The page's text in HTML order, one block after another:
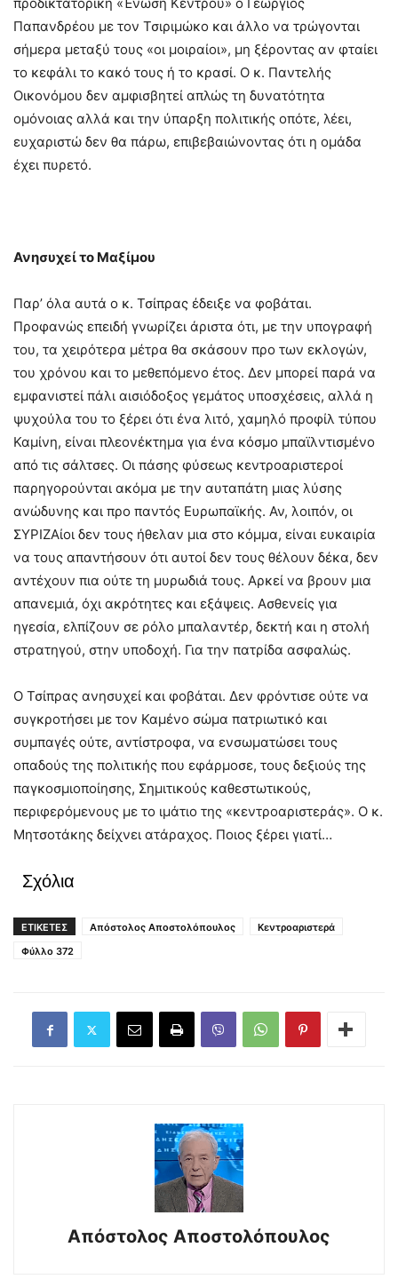
προδικτατορική «Ένωση Κέντρου» ο Γεώργιος
Παπανδρέου με τον Τσιριμώκο και άλλο να τρώγονται
σήμερα μεταξύ τους «οι μοιραίοι», μη ξέροντας αν φταίει
το κεφάλι το κακό τους ή το κρασί. Ο κ. Παντελής
Οικονόμου δεν αμφισβητεί απλώς τη δυνατότητα
ομόνοιας αλλά και την ύπαρξη πολιτικής οπότε, λέει,
ευχαριστώ δεν θα πάρω, επιβεβαιώνοντας ότι η ομάδα
έχει πυρετό.
Ανησυχεί το Μαξίμου
Παρ’ όλα αυτά ο κ. Τσίπρας έδειξε να φοβάται.
Προφανώς επειδή γνωρίζει άριστα ότι, με την υπογραφή
του, τα χειρότερα μέτρα θα σκάσουν προ των εκλογών,
του χρόνου και το μεθεπόμενο έτος. Δεν μπορεί παρά να
εμφανιστεί πάλι αισιόδοξος γεμάτος υποσχέσεις, αλλά η
ψυχούλα του το ξέρει ότι ένα λιτό, χαμηλό προφίλ τύπου
Καμίνη, είναι πλεονέκτημα για ένα κόσμο μπαϊλντισμένο
από τις σάλτσες. Οι πάσης φύσεως κεντροαριστεροί
παρηγορούνται ακόμα με την αυταπάτη μιας λύσης
ανώδυνης και προ παντός Ευρωπαϊκής. Αν, λοιπόν, οι
ΣΥΡΙΖΑίοι δεν τους ήθελαν μια στο κόμμα, είναι ευκαιρία
να τους απαντήσουν ότι αυτοί δεν τους θέλουν δέκα, δεν
αντέχουν πια ούτε τη μυρωδιά τους. Αρκεί να βρουν μια
απανεμιά, όχι ακρότητες και εξάψεις. Ασθενείς για
ηγεσία, ελπίζουν σε ρόλο μπαλαντέρ, δεκτή και η στολή
στρατηγού, στην υποδοχή. Για την πατρίδα ασφαλώς.
Ο Τσίπρας ανησυχεί και φοβάται. Δεν φρόντισε ούτε να
συγκροτήσει με τον Καμένο σώμα πατριωτικό και
συμπαγές ούτε, αντίστροφα, να ενσωματώσει τους
οπαδούς της πολιτικής που εφάρμοσε, τους δεξιούς της
παγκοσμιοποίησης, Σημιτικούς καθεστωτικούς,
περιφερόμενους με το ιμάτιο της «κεντροαριστεράς». Ο κ.
Μητσοτάκης δείχνει ατάραχος. Ποιος ξέρει γιατί…
Σχόλια
ΕΤΙΚΕΤΕΣ Απόστολος Αποστολόπουλος
Κεντροαριστερά
Φύλλο 372
Απόστολος Αποστολόπουλος